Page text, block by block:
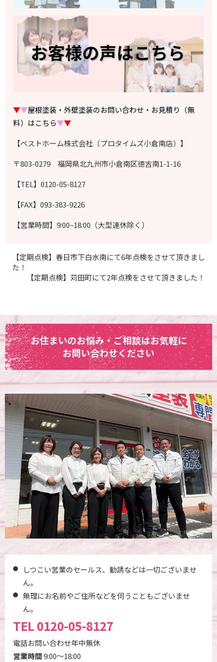
▼▼屋根塗装・外壁塗装のお問い合わせ・お見積り（無
料）はこちら▼▼
【ベストホーム株式会社（プロタイムズ小倉南店）】
〒803-0279 福岡県北九州市小倉南区徳吉南1-1-16
【TEL】0120-05-8127
【FAX】093-383-9226
【営業時間】9:00~18:00（大型連休除く）
【定期点検】春日市下白水南にて6年点検をさせて頂きまし
た！
【定期点検】苅田町にて2年点検をさせて頂きました！
お住まいのお悩み・ご相談はお気軽に
お問い合わせください
しつこい営業のセールス、勧誘などは一切ございませ
ん。
無理にお名前やご住所などを伺うこともございませ
ん。
TEL 0120-05-8127
電話お問い合わせ年中無休
営業時間9:00～18:00